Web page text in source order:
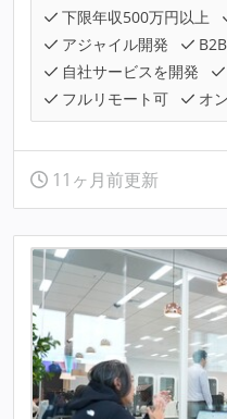
下限年収500万円以上
アジャイル開発
自社サービスを開発
フルリモート可
オ
11ヶ月前更新